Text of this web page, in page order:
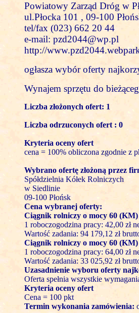
Powiatowy Zarząd Dróg w
ul.Płocka 101 , 09-100
tel/fax (023) 662 20 44
e-mail: pzd2044@wp.pl
http://
ogłasza wybór oferty
Wynajem sprzętu do
Liczba złożonych ofert: 1
Liczba odrzuconych ofert : 0
Kryteria oceny ofert
cena = 100% obliczona zgodnie z
Wybrano ofertę złożoną przez
Spółdzielnia Kółek Rolniczych
w Siedlinie
09-100 Płońsk
Cena wybranej oferty:
Ciągnik rolniczy o mocy 60 (KM)
1 roboczogodzina pracy: 42,00 zł
Wartość zadania: 94 179,12 zł
Ciągnik rolniczy o mocy 60
1 roboczogodzina pracy: 64,00 zł
Wartość zadania: 33 025,92 zł
Uzasadnienie wyboru oferty
Oferta spełnia wszystkie
Kryteria oceny ofert
Cena = 100 pkt
Termin wykonania zamówienia: